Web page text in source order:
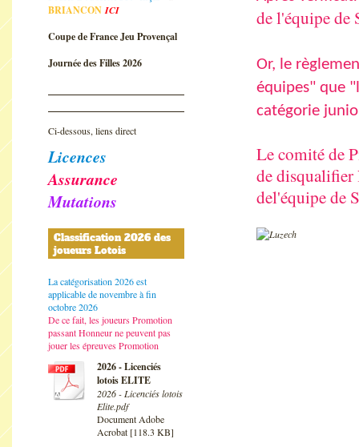
BRIANCONICI
Coupe de France Jeu Provençal
Journée des Filles 2026
Ci-dessous, liens direct
Licences
Assurance
Mutations
Classification 2026 des
joueurs Lotois
La catégorisation 2026 est
applicable de novembre à fin
octobre 2026
De ce fait, les joueurs Promotion
passant Honneur ne peuvent pas
jouer les épreuves Promotion
2026 - Licenciés
lotois ELITE
2026 - Licenciés lotois
Elite.pdf
Document Adobe
Acrobat [118.3 KB]
de l'équipe de
Or, le
équipes" que
catégorie
Le comité de
de disqualifier
del'équipe de